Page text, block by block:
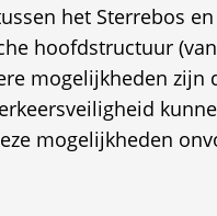
het Sterrebos
hoofdstructuur
mogelijkheden zijn
mogelijkheden